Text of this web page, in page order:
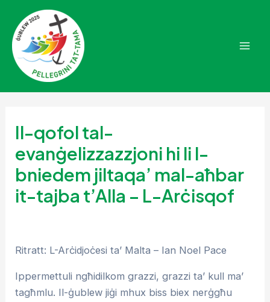
content
Il-qofol tal-
evanġelizzazzjoni hi li l-
bniedem jiltaqa’ mal-aħbar
it-tajba t’Alla – L-Arċisqof
Ritratt: L-Arċidjoċesi ta’ Malta – Ian Noel Pace
Ippermettuli ngħidilkom grazzi, grazzi ta’ kull ma’
tagħmlu. Il-ġublew jiġi mhux biss biex nerġgħu